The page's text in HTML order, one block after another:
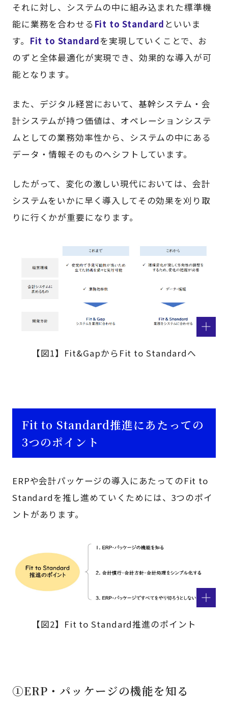
それに対し、システムの中に組み込まれた標準機
能に業務を合わせる Fit to Standard といいま
す。 Fit to Standardを実現していくことで、お
のずと全体最適化が実現でき、効果的な導入が可
能となります。
また、デジタル経営において、基幹システム・会
計システムが持つ価値は、オペレーションシステ
ムとしての業務効率性から、システムの中にある
データ・情報そのものへシフトしています。
したがって、変化の激しい現代においては、会計
システムをいかに早く導入してその効果を刈り取
りに行くかが重要になります。
【図1】Fit&GapからFit to Standardへ
Fit to Standard推進にあたっての
3つのポイント
ERPや会計パッケージの導入にあたってのFit to
Standardを推し進めていくためには、3つのポイ
ントがあります。
【図2】Fit to Standard推進のポイント
①ERP・パッケージの機能を知る